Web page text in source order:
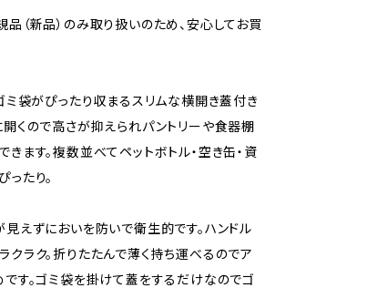
（新品）のみ取り扱いのため、安心してお買
ミ袋がぴったり収まるスリムな横開き蓋付き
開くので高さが抑えられパントリーや食器棚
ます。複数並べてペットボトル・空き缶・資
たり。
見えずにおいを防いで衛生的です。ハンドル
クラク。折りたたんで薄く持ち運べるのでア
です。ゴミ袋を掛けて蓋をするだけなのでゴ